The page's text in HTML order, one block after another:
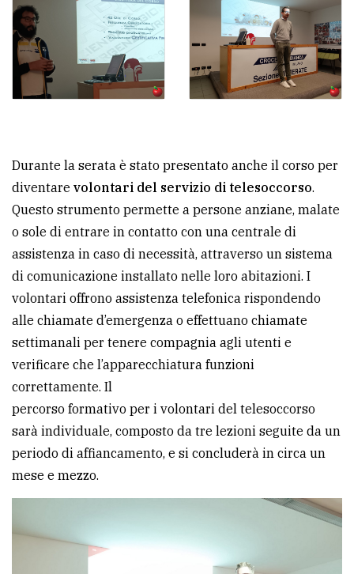
Durante la serata è stato presentato anche il corso per
diventare volontari del servizio di telesoccorso.
Questo strumento permette a persone anziane, malate
o sole di entrare in contatto con una centrale di
assistenza in caso di necessità, attraverso un sistema
di comunicazione installato nelle loro abitazioni. I
volontari offrono assistenza telefonica rispondendo
alle chiamate d’emergenza o effettuano chiamate
settimanali per tenere compagnia agli utenti e
verificare che l’apparecchiatura funzioni
correttamente. Il
percorso formativo per i volontari del telesoccorso
sarà individuale, composto da tre lezioni seguite da un
periodo di affiancamento, e si concluderà in circa un
mese e mezzo.